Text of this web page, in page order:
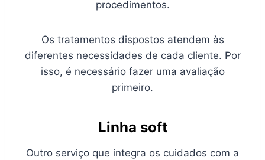
procedimentos.
Os tratamentos dispostos atendem às
diferentes necessidades de cada cliente. Por
isso, é necessário fazer uma avaliação
primeiro.
Linha soft
Outro serviço que integra os cuidados com a